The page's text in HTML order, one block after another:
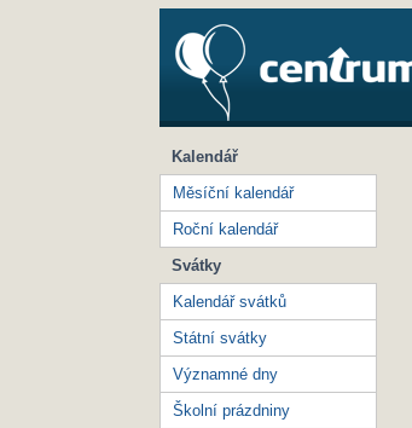
Kalendář
Měsíční kalendář
Roční kalendář
Svátky
Kalendář svátků
Státní svátky
Významné dny
Školní prázdniny